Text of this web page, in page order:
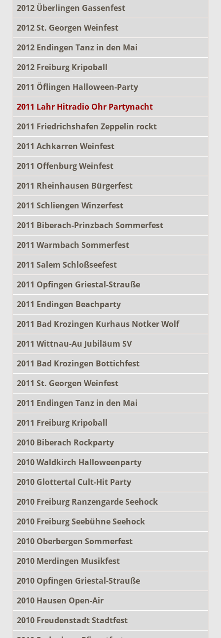
2012 Überlingen Gassenfest
2012 St. Georgen Weinfest
2012 Endingen Tanz in den Mai
2012 Freiburg Kripoball
2011 Öflingen Halloween-Party
2011 Lahr Hitradio Ohr Partynacht
2011 Friedrichshafen Zeppelin rockt
2011 Achkarren Weinfest
2011 Offenburg Weinfest
2011 Rheinhausen Bürgerfest
2011 Schliengen Winzerfest
2011 Biberach-Prinzbach Sommerfest
2011 Warmbach Sommerfest
2011 Salem Schloßseefest
2011 Opfingen Griestal-Strauße
2011 Endingen Beachparty
2011 Bad Krozingen Kurhaus Notker Wolf
2011 Wittnau-Au Jubiläum SV
2011 Bad Krozingen Bottichfest
2011 St. Georgen Weinfest
2011 Endingen Tanz in den Mai
2011 Freiburg Kripoball
2010 Biberach Rockparty
2010 Waldkirch Halloweenparty
2010 Glottertal Cult-Hit Party
2010 Freiburg Ranzengarde Seehock
2010 Freiburg Seebühne Seehock
2010 Oberbergen Sommerfest
2010 Merdingen Musikfest
2010 Opfingen Griestal-Strauße
2010 Hausen Open-Air
2010 Freudenstadt Stadtfest